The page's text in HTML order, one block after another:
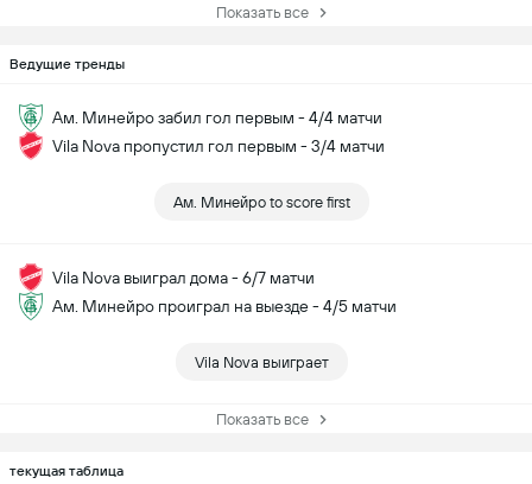
Показать все
Ведущие тренды
Ам. Минейро забил гол первым - 4/4 матчи
Vila Nova пропустил гол первым - 3/4 матчи
Ам. Минейро to score first
Vila Nova выиграл дома - 6/7 матчи
Ам. Минейро проиграл на выезде - 4/5 матчи
Vila Nova выиграет
Показать все
текущая таблица